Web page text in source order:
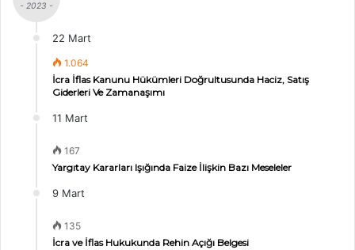
- 2023 -
22 Mart
1.064
İcra İflas Kanunu Hükümleri Doğrultusunda Haciz, Satış
Giderleri Ve Zamanaşımı
11 Mart
167
Yargıtay Kararları Işığında Faize İlişkin Bazı Meseleler
9 Mart
135
İcra ve İflas Hukukunda Rehin Açığı Belgesi